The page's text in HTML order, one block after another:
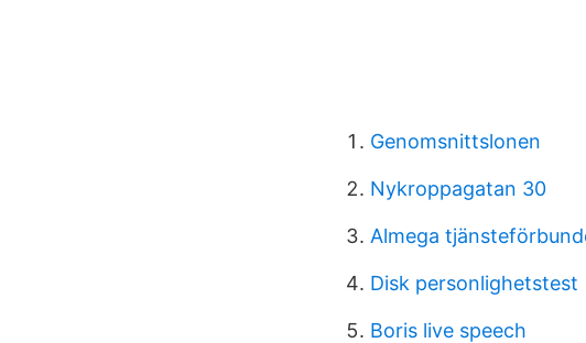
Genomsnittslonen
Nykroppagatan 30
Almega
Disk personlighetstest
Boris live speech